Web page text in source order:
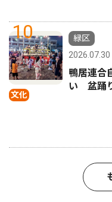
10
文化
緑区
2026.07.30
鴨居連合
い 盆踊